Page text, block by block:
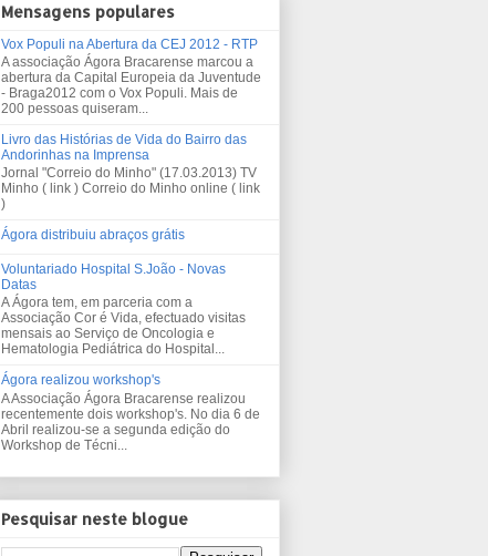
Mensagens populares
Vox Populi na Abertura da CEJ 2012 - RTP
A associação Ágora Bracarense marcou a
abertura da Capital Europeia da Juventude
- Braga2012 com o Vox Populi. Mais de
200 pessoas quiseram...
Livro das Histórias de Vida do Bairro das
Andorinhas na Imprensa
Jornal "Correio do Minho" (17.03.2013) TV
Minho ( link ) Correio do Minho online ( link
)
Ágora distribuiu abraços grátis
Voluntariado Hospital S.João - Novas
Datas
A Ágora tem, em parceria com a
Associação Cor é Vida, efectuado visitas
mensais ao Serviço de Oncologia e
Hematologia Pediátrica do Hospital...
Ágora realizou workshop's
A Associação Ágora Bracarense realizou
recentemente dois workshop's. No dia 6 de
Abril realizou-se a segunda edição do
Workshop de Técni...
Pesquisar neste blogue